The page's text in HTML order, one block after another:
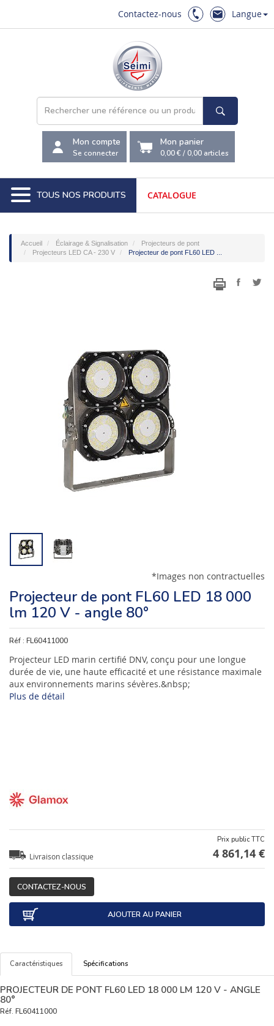
Contactez-nous Langue
Mon compte
Se connecter
Mon panier
0,00 €/0,00 articles
TOUS NOS PRODUITS CATALOGUE
Accueil Éclairage & Signalisation
Projecteurs de pont
Projecteurs LED CA - 230 V
Projecteur de pont FL60 LED ...
*Images non contractuelles
Projecteur de pont FL60 LED 18 000
lm 120 V - angle 80°
Réf : FL60411000
Projecteur LED marin certifié DNV, conçu pour une longue
durée de vie, une haute efficacité et une résistance maximale
aux environnements marins sévères.&nbsp;
Plus de détail
Livraison classique
Prix public TTC
4 861,14 €
CONTACTEZ-NOUS
AJOUTER AU PANIER
Caractéristiques Spécifications
PROJECTEUR DE PONT FL60 LED 18 000 LM 120 V - ANGLE
80°
Réf. FL60411000